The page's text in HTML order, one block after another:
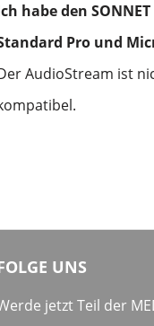
habe den
Pro und
AudioStream ist
UNS
jetzt Teil der